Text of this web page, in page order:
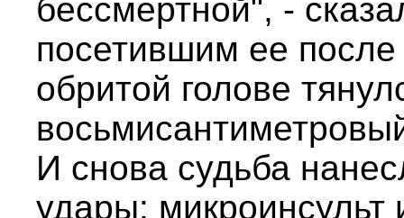
бессмертной", -
посетившим ее
обритой голове
И снова судьба
удары: микроинсульт